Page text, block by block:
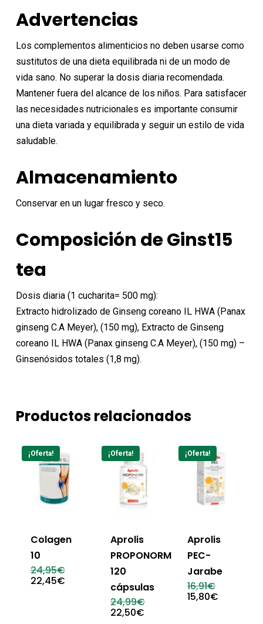
Advertencias
Los complementos alimenticios no deben usarse como
sustitutos de una dieta equilibrada ni de un modo de
vida sano. No superar la dosis diaria recomendada.
Mantener fuera del alcance de los niños. Para satisfacer
las necesidades nutricionales es importante consumir
una dieta variada y equilibrada y seguir un estilo de vida
saludable.
Almacenamiento
Conservar en un lugar fresco y seco.
Composición de Ginst15
tea
Dosis diaria (1 cucharita= 500 mg):
Extracto hidrolizado de Ginseng coreano IL HWA (Panax
ginseng C.A Meyer), (150 mg), Extracto de Ginseng
coreano IL HWA (Panax ginseng C.A Meyer), (150 mg) –
Ginsenósidos totales (1,8 mg).
Productos relacionados
¡Oferta!
Colagen
10
24,95€El
precio
22,45€El
¡Oferta!
Aprolis
PROPONORM
120
cápsulas
24,99€El
22,50€
¡Oferta!
Aprolis
PEC-
Jarabe
16,91€El
precio
original
15,80€